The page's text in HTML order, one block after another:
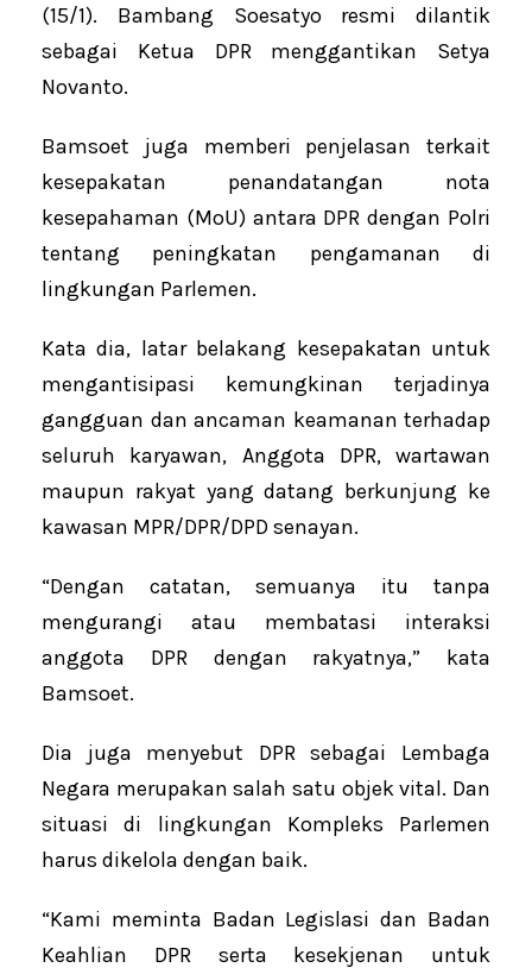
(15/1). Bambang Soesatyo resmi dilantik
sebagai Ketua DPR menggantikan Setya
Novanto.
Bamsoet juga memberi penjelasan terkait
kesepakatan penandatangan nota
kesepahaman (MoU) antara DPR dengan Polri
tentang peningkatan pengamanan di
lingkungan Parlemen.
Kata dia, latar belakang kesepakatan untuk
mengantisipasi kemungkinan terjadinya
gangguan dan ancaman keamanan terhadap
seluruh karyawan, Anggota DPR, wartawan
maupun rakyat yang datang berkunjung ke
kawasan MPR/DPR/DPD senayan.
“Dengan catatan, semuanya itu tanpa
mengurangi atau membatasi interaksi
anggota DPR dengan rakyatnya,” kata
Bamsoet.
Dia juga menyebut DPR sebagai Lembaga
Negara merupakan salah satu objek vital. Dan
situasi di lingkungan Kompleks Parlemen
harus dikelola dengan baik.
“Kami meminta Badan Legislasi dan Badan
Keahlian DPR serta kesekjenan untuk